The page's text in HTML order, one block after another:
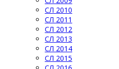
СЛ 2010
СЛ 2011
СЛ 2012
СЛ 2013
СЛ 2014
СЛ 2015